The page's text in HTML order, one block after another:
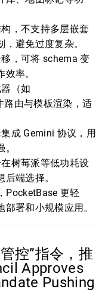
，不支持多层嵌套
避免过度复杂。
，可将 schema 变
率。
（如
路由与模板渲染，适
成 Gemini 协议，用
树莓派等低功耗设
端选择。
PocketBase 更轻
署和小规模应用。
控”指令，推
Approves
Pushing